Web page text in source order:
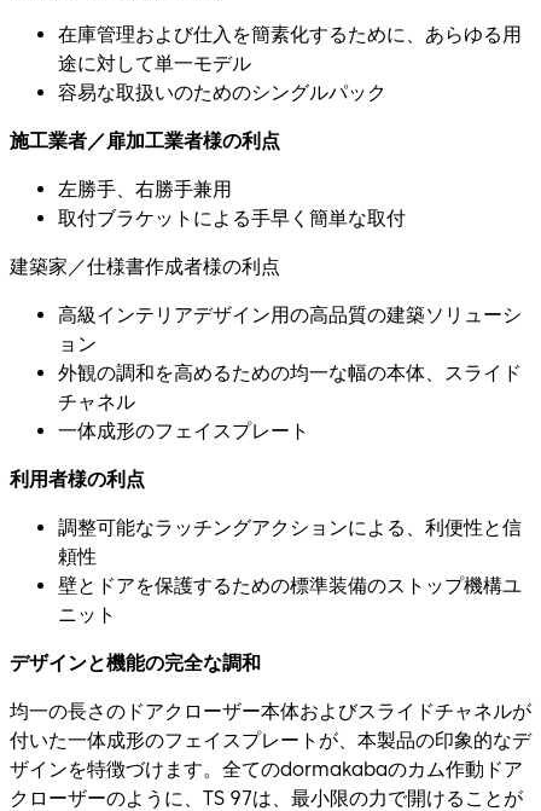
在庫管理および仕入を簡素化するために、あらゆる用
途に対して単一モデル
容易な取扱いのためのシングルパック
施工業者／扉加工業者様の利点
左勝手、右勝手兼用
取付ブラケットによる手早く簡単な取付
建築家／仕様書作成者様の利点
高級インテリアデザイン用の高品質の建築ソリューシ
ョン
外観の調和を高めるための均一な幅の本体、スライド
チャネル
一体成形のフェイスプレート
利用者様の利点
調整可能なラッチングアクションによる、利便性と信
頼性
壁とドアを保護するための標準装備のストップ機構ユ
ニット
デザインと機能の完全な調和
均一の長さのドアクローザー本体およびスライドチャネルが
付いた一体成形のフェイスプレートが、本製品の印象的なデ
ザインを特徴づけます。全てのdormakabaのカム作動ドア
クローザーのように、TS 97は、最小限の力で開けることが